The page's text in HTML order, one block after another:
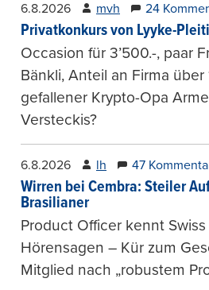
6.8.2026 mvh 24
Privatkonkurs von Lyyke-
Occasion für 3’500.-, paar
Bänkli, Anteil an Firma über
gefallener Krypto-Opa
Versteckis?
6.8.2026 lh 47
Wirren bei Cembra: Steiler
Brasilianer
Product Officer kennt
Hörensagen – Kür zum
Mitglied nach „robustem